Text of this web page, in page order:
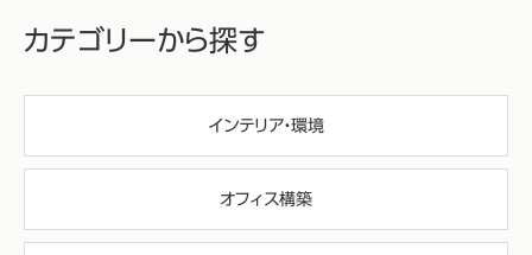
カテゴリーから探す
インテリア・環境
オフィス構築